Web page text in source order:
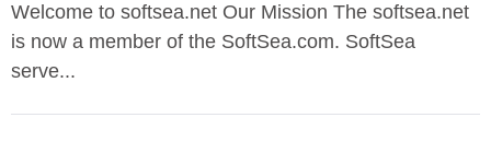
Welcome to softsea.net Our Mission The softsea.net
is now a member of the SoftSea.com. SoftSea
serve...